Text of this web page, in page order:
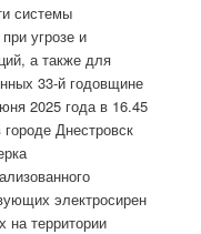
системы
угрозе и
а также для
33-й годовщине
2025 года в 16.45
Днестровск
электросирен
на территории